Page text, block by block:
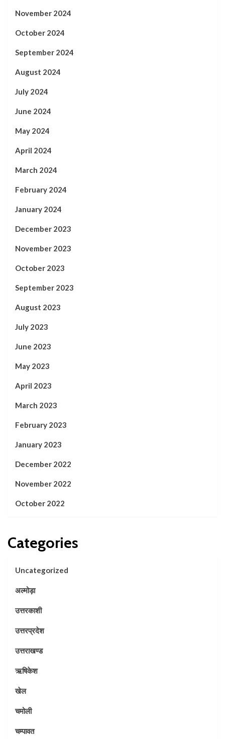
November 2024
October 2024
September 2024
August 2024
July 2024
June 2024
May 2024
April 2024
March 2024
February 2024
January 2024
December 2023
November 2023
October 2023
September 2023
August 2023
July 2023
June 2023
May 2023
April 2023
March 2023
February 2023
January 2023
December 2022
November 2022
October 2022
Categories
Uncategorized
अल्मोड़ा
उत्तरकाशी
उत्तरप्रदेश
उत्तराखण्ड
ऋषिकेश
खेल
चमोली
चम्पावत